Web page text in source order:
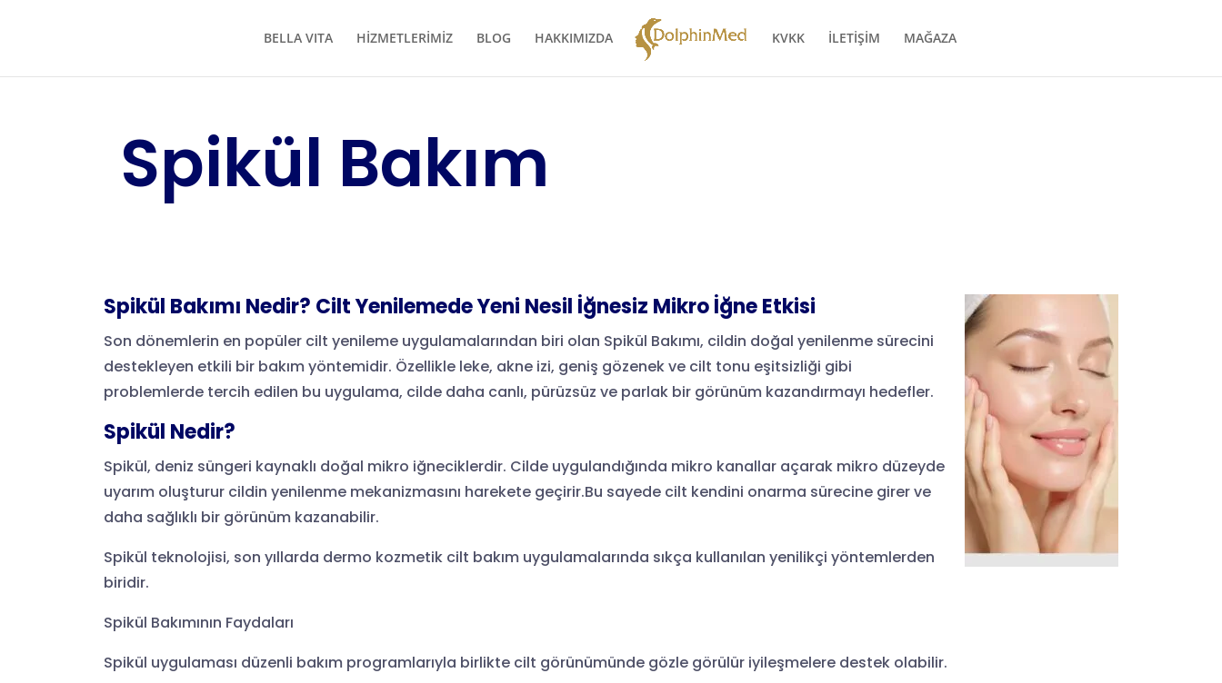
BELLA VITA HİZMETLERİMİZ BLOG HAKKIMIZDA KVKK İLETİŞİM MAĞAZA
Spikül Bakım
Spikül Bakımı Nedir? Cilt Yenilemede Yeni Nesil İğnesiz Mikro İğne Etkisi
Son dönemlerin en popüler cilt yenileme uygulamalarından biri olan Spikül Bakımı, cildin doğal yenilenme sürecini
destekleyen etkili bir bakım yöntemidir. Özellikle leke, akne izi, geniş gözenek ve cilt tonu eşitsizliği gibi
problemlerde tercih edilen bu uygulama, cilde daha canlı, pürüzsüz ve parlak bir görünüm kazandırmayı hedefler.
Spikül Nedir?
Spikül, deniz süngeri kaynaklı doğal mikro iğneciklerdir. Cilde uygulandığında mikro kanallar açarak mikro düzeyde
uyarım oluşturur cildin yenilenme mekanizmasını harekete geçirir.Bu sayede cilt kendini onarma sürecine girer ve
daha sağlıklı bir görünüm kazanabilir.
Spikül teknolojisi, son yıllarda dermo kozmetik cilt bakım uygulamalarında sıkça kullanılan yenilikçi yöntemlerden
biridir.
Spikül Bakımının Faydaları
Spikül uygulaması düzenli bakım programlarıyla birlikte cilt görünümünde gözle görülür iyileşmelere destek olabilir.